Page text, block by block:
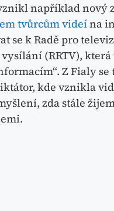
například nový
tvůrcům videína
se k Radě pro
(RRTV),
Z Fialy se
kde vznikla
zda stále